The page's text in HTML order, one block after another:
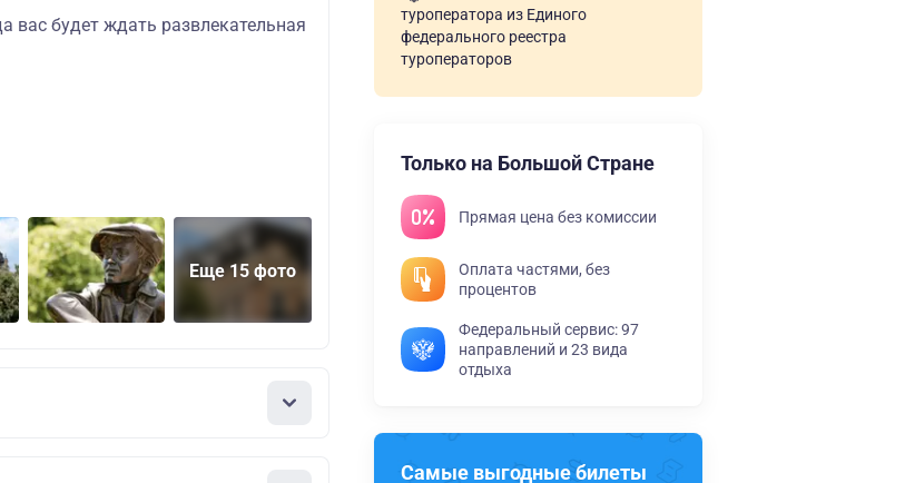
вас будет ждать развлекательная
Еще 15 фото
туроператора из Единого
федерального реестра
туроператоров
Только на Большой Стране
Прямая цена без комиссии
Оплата частями, без
процентов
Федеральный сервис: 97
направлений и 23 вида
отдыха
Самые выгодные билеты